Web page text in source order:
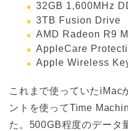
32GB 1,600MHz
3TB Fusion Drive
AMD Radeon R9
AppleCare
Apple Wireless
これまで使っていたiMac
ントを使ってTime
た。500GB程度のデータ